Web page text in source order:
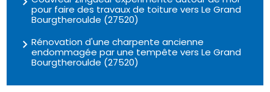
pour faire des travaux de toiture vers Le Grand
Bourgtheroulde (27520)
Rénovation d'une charpente ancienne
endommagée par une tempête vers Le Grand
Bourgtheroulde (27520)